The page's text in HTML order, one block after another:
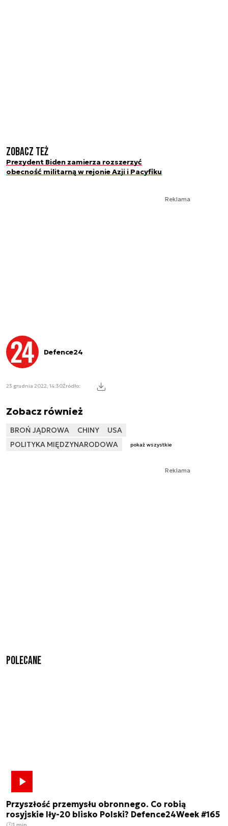
Zobacz też
Prezydent Biden zamierza rozszerzyć
obecność militarną w rejonie Azji i Pacyfiku
Reklama
Defence24
23 grudnia 2022, 14:30Źródło:
Zobacz również
BROŃ JĄDROWA CHINY
USA
POLITYKA MIĘDZYNARODOWA
pokaż wszystkie
Reklama
Polecane
Przyszłość przemysłu obronnego. Co robią
rosyjskie Iły-20 blisko Polski? Defence24Week #165